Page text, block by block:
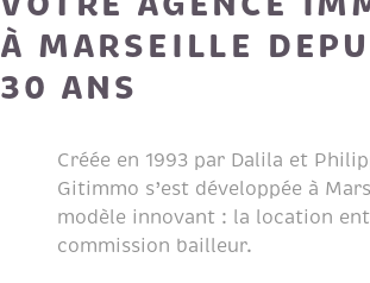
À MARSEILLE
30 ANS
Créée en 1993 par Dalila et
Gitimmo s’est développée à
modèle innovant : la location
commission bailleur.